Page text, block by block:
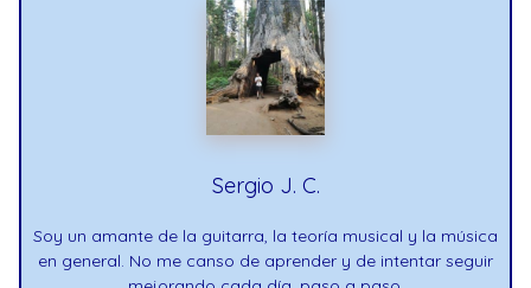
Sergio J. C.
Soy un amante de la guitarra, la teoría musical y la música
en general. No me canso de aprender y de intentar seguir